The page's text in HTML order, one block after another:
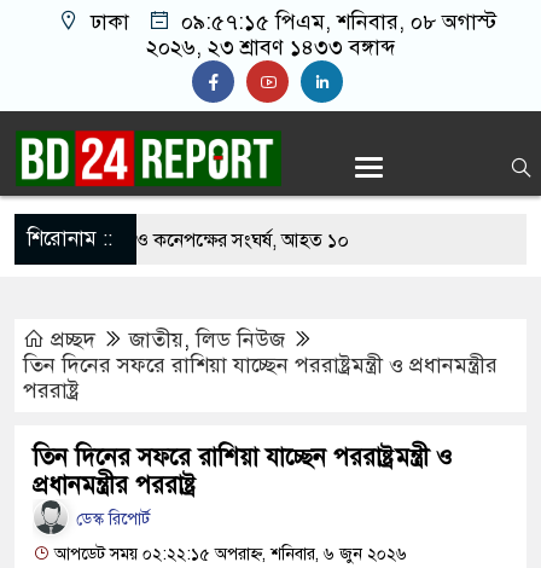
ঢাকা ০৯:৫৭:১৬ পিএম, শনিবার, ০৮ অগাস্ট
২০২৬, ২৩ শ্রাবণ ১৪৩৩ বঙ্গাব্দ
শিরোনাম ::
খাবার নিয়ে বর ও কনেপক্ষের সংঘর্ষ, আহত ১০
শঙ্কায় দেশজুড়ে পুলিশের সতর্কতা জারি
আ.লীগের গোপন বৈঠক থেকে গ্রেপ্তার ৬
যুবদল সভাপতি আটক, ভিডিও ভাইরাল
দায়ী থাকবে জামায়াত-এনসিপি: রাশেদ খাঁন
দিলেন জামায়াত বহিষ্কাকৃত গাজী নজরুলের ১২
প্রচ্ছদ জাতীয়,লিড নিউজ
তিন দিনের সফরে রাশিয়া যাচ্ছেন পররাষ্ট্রমন্ত্রী ও প্রধানমন্ত্রীর
পররাষ্ট্র
তিন দিনের সফরে রাশিয়া যাচ্ছেন পররাষ্ট্রমন্ত্রী ও
প্রধানমন্ত্রীর পররাষ্ট্র
ডেস্ক রিপোর্ট
আপডেট সময় ০২:২২:১৫ অপরাহ্ন, শনিবার, ৬ জুন ২০২৬